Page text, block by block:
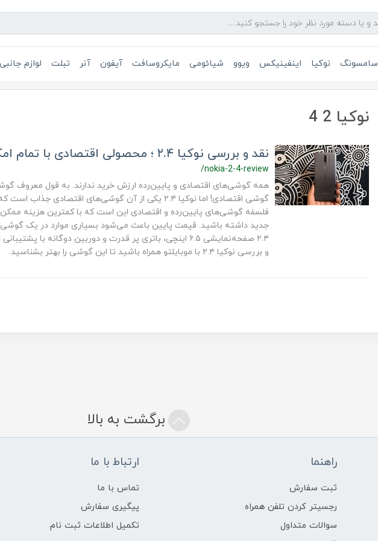
سامسونگ نوکیا اینفینیکس ویوو شیائومی مایکروسافت آیفون آنر تبلت لوازم جانبی
نوکیا 2 4
نقد و بررسی نوکیا ۲.۴ ؛ محصولی اقتصادی با تمام امکانات
/nokia-2-4-review
همه گوشی‌های اقتصادی و پایین‌رده ارزش خرید ندارند. به قول معروف
گوشی اقتصادی! اما نوکیا ۲.۴ یکی از آن گوشی‌های اقتصادی
فلسفه گوشی‌های پایین‌رده و اقتصادی این است که با کمترین هزینه
جدید داشته باشید. قیمت پایین باعث می‌شود بسیاری موارد در یک گوشی
۲.۴ صفحه‌نمایشی ۶.۵ اینچی، باتری پر قدرت و دوربین دوگانه با
و بررسی نوکیا ۲.۴ با موبایلتو همراه باشید تا این گوشی را بهتر بشناسید.
برگشت به بالا
راهنما
ثبت سفارش
رجسیتر کردن تلفن همراه
سوالات متداول
ارتباط با ما
تماس با ما
پیگیری سفارش
تکمیل اطلاعات ثبت نام